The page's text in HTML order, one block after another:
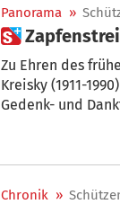
Panorama »

Zu Ehren des
Kreisky (1911-
Gedenk- und
Bezirksmajor
Chronik »